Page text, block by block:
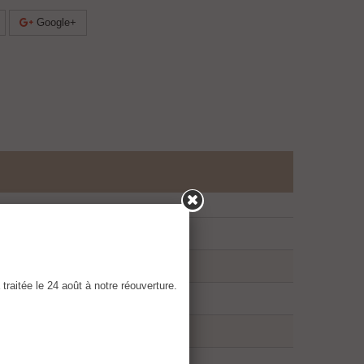
Google+
à quoi s'attendre ?
le 24 août à notre réouverture.